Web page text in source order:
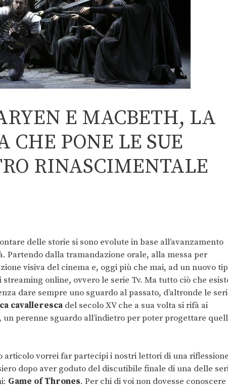
E MACBETH, LA
CHE PONE LE SUE
RINASCIMENTALE
delle storie si sono evolute in base all’avanzamento
Partendo dalla tramandazione orale, alla messa per
visiva del cinema e, oggi più che mai, ad un nuovo
online, ovvero le serie Tv. Ma tutto ciò che
dare sempre uno sguardo al passato, d’altronde le
cavalleresca del secolo XV che a sua volta si rifà ai
un perenne sguardo all’indietro per poter progettare
articolo vorrei far partecipi i nostri lettori di una riflessione
dopo aver goduto del discutibile finale di una delle
Game of Thrones. Per chi di voi non dovesse conoscere